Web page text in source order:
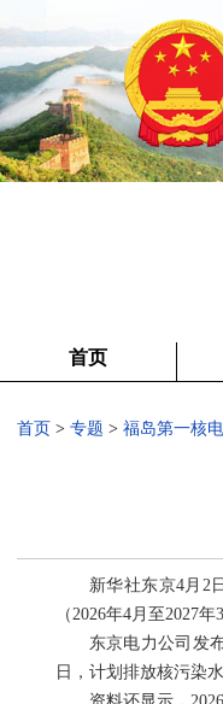
首页
首页 > 专题 > 福岛第一核
新华社东京4月2日
（2026年4月至2027
东京电力公司发布
日，计划排放核污染